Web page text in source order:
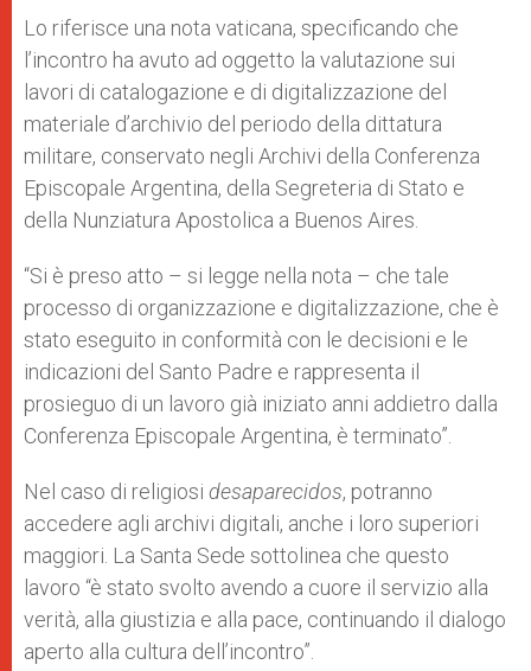
Lo riferisce una nota vaticana, specificando che
l’incontro ha avuto ad oggetto la valutazione sui
lavori di catalogazione e di digitalizzazione del
materiale d’archivio del periodo della dittatura
militare, conservato negli Archivi della Conferenza
Episcopale Argentina, della Segreteria di Stato e
della Nunziatura Apostolica a Buenos Aires.
“Si è preso atto – si legge nella nota – che tale
processo di organizzazione e digitalizzazione, che è
stato eseguito in conformità con le decisioni e le
indicazioni del Santo Padre e rappresenta il
prosieguo di un lavoro già iniziato anni addietro dalla
Conferenza Episcopale Argentina, è terminato”.
Nel caso di religiosi desaparecidos, potranno
accedere agli archivi digitali, anche i loro superiori
maggiori. La Santa Sede sottolinea che questo
lavoro “è stato svolto avendo a cuore il servizio alla
verità, alla giustizia e alla pace, continuando il dialogo
aperto alla cultura dell’incontro”.